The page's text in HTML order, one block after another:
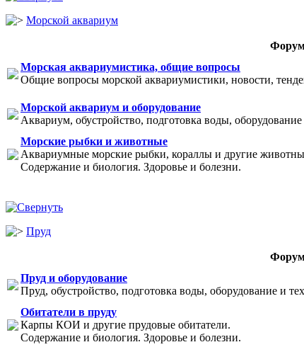
Морской аквариум
Морская аквариумистика, общие вопросы
Общие вопросы морской аквариумистики, новости,
Морской аквариум и оборудование
Аквариум, обустройство, подготовка воды,
Морские рыбки и животные
Аквариумные морские рыбки, кораллы и другие
Содержание и биология. Здоровье и болезни.
Пруд
Пруд и оборудование
Пруд, обустройство, подготовка воды, оборудование и
Обитатели в пруду
Карпы КОИ и другие прудовые обитатели.
Содержание и биология. Здоровье и болезни.